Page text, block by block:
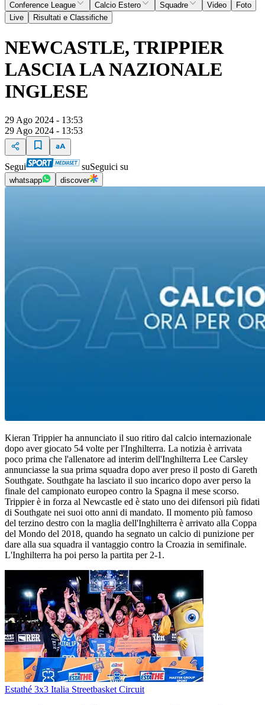
Conference League
Calcio Estero Squadre Video
Foto
Live
Risultati e Classifiche
NEWCASTLE, TRIPPIER
LASCIA LA NAZIONALE
INGLESE
29 Ago 2024 - 13:53
29 Ago 2024 - 13:53
Segui suSeguici su
whatsapp discover
Kieran Trippier ha annunciato il suo ritiro dal calcio internazionale
dopo aver giocato 54 volte per l'Inghilterra. La notizia è arrivata
poco prima che l'allenatore ad interim dell'Inghilterra Lee Carsley
annunciasse la sua prima squadra dopo aver preso il posto di Gareth
Southgate. Southgate ha lasciato il suo incarico dopo aver perso la
finale del campionato europeo contro la Spagna il mese scorso.
Trippier è in forza al Newcastle ed è stato uno dei difensori più fidati
di Southgate nei suoi otto anni di mandato. Il momento più famoso
del terzino destro con la maglia dell'Inghilterra è arrivato alla Coppa
del Mondo del 2018, quando ha segnato un calcio di punizione per
dare alla sua squadra il vantaggio contro la Croazia in semifinale.
L'Inghilterra ha poi perso la partita per 2-1.
Estathé 3x3 Italia Streetbasket Circuit